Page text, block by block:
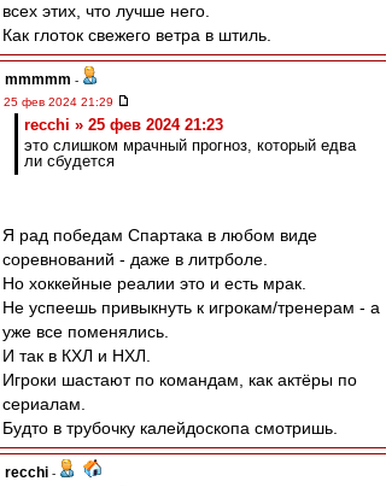
всех этих, что лучше него.
Как глоток свежего ветра в штиль.
mmmmm -
25 фев 2024 21:29
recchi » 25 фев 2024 21:23
это слишком мрачный прогноз, который едва
ли сбудется
Я рад победам Спартака в любом виде
соревнований - даже в литрболе.
Но хоккейные реалии это и есть мрак.
Не успеешь привыкнуть к игрокам/тренерам - а
уже все поменялись.
И так в КХЛ и НХЛ.
Игроки шастают по командам, как актёры по
сериалам.
Будто в трубочку калейдоскопа смотришь.
recchi -